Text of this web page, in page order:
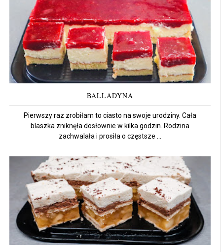
BALLADYNA
Pierwszy raz zrobiłam to ciasto na swoje urodziny. Cała
blaszka zniknęła dosłownie w kilka godzin. Rodzina
zachwalała i prosiła o częstsze ...